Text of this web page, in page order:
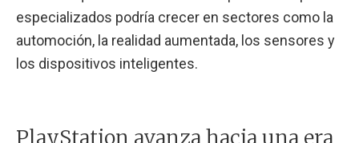
especializados podría crecer en sectores como la
automoción, la realidad aumentada, los sensores y
los dispositivos inteligentes.
PlayStation avanza hacia una era